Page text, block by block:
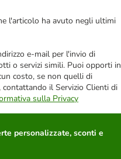
l'articolo ha avuto negli ultimi
e-mail per l'invio di
o servizi simili. Puoi opporti in
costo, se non quelli di
il Servizio Clienti di
sulla Privacy
personalizzate, sconti e